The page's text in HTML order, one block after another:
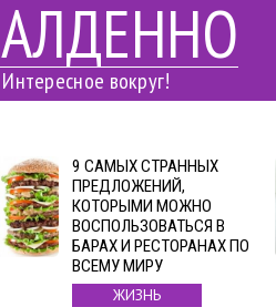
Интересное вокруг!
9 САМЫХ СТРАННЫХ
ПРЕДЛОЖЕНИЙ,
КОТОРЫМИ МОЖНО
ВОСПОЛЬЗОВАТЬСЯ В
БАРАХ И РЕСТОРАНАХ ПО
ВСЕМУ МИРУ
ЖИЗНЬ